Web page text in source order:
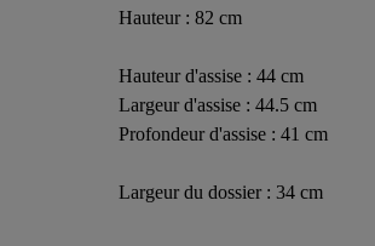
Hauteur : 82 cm
Hauteur d'assise : 44 cm
Largeur d'assise : 44.5 cm
Profondeur d'assise : 41 cm
Largeur du dossier : 34 cm